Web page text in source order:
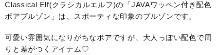
Classical Elf(クラシカルエルフ)の「JAVAワッペン付き配色
ボアブルゾン」は、スポーティな印象のブルゾンです。
可愛い雰囲気になりがちなボアですが、大人っぽい配色で周
りと差がつくアイテム♡